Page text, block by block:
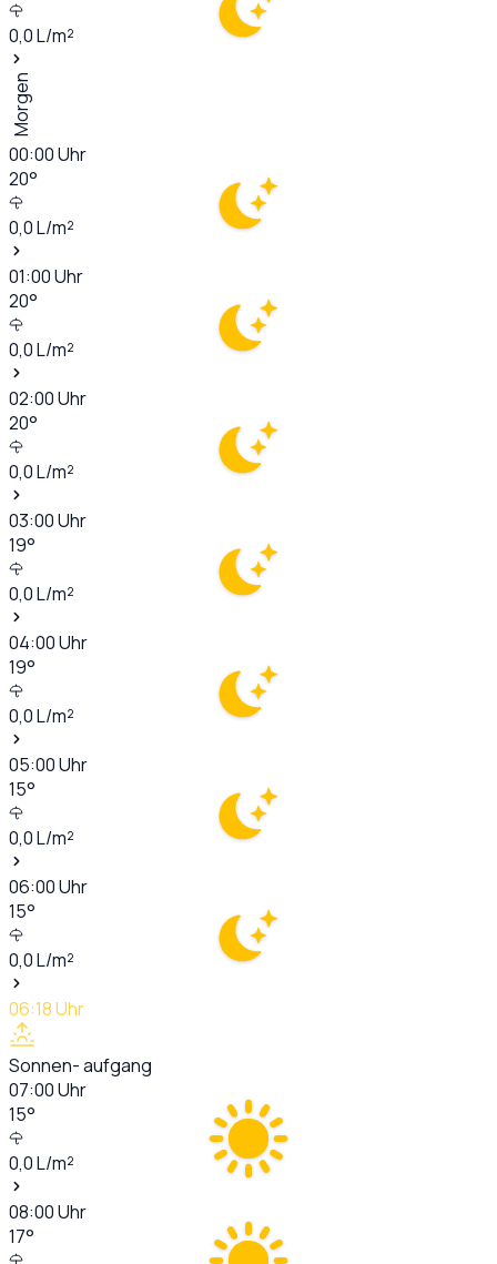
0,0L/m²
Morgen
00:00Uhr
20°
0,0L/m²
01:00Uhr
20°
0,0L/m²
02:00Uhr
20°
0,0L/m²
03:00Uhr
19°
0,0L/m²
04:00Uhr
19°
0,0L/m²
05:00Uhr
15°
0,0L/m²
06:00Uhr
15°
0,0L/m²
06:18Uhr
Sonnen- aufgang
07:00Uhr
15°
0,0L/m²
08:00Uhr
17°